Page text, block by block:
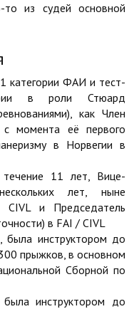
то из судей основной
категории ФАИ и тест-
в роли Стюард
как Член
момента её первого
в Норвегии в
11 лет, Вице-
лет, ныне
и Председатель
в FAI / CIVL
инструктором до
прыжков, в основном
Сборной по
инструктором до